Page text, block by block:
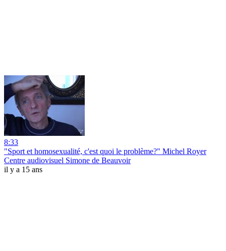
8:33
"Sport et homosexualité, c'est quoi le problème?" Michel Royer
Centre audiovisuel Simone de Beauvoir
il y a 15 ans